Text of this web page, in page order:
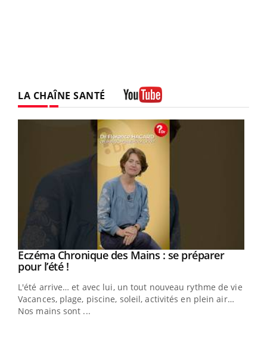
LA CHAÎNE SANTÉ
Youtube
Eczéma Chronique des Mains : se préparer
pour l’été !Youtube
L'été arrive… et avec lui, un tout nouveau rythme de vie !
Vacances, plage, piscine, soleil, activités en plein air…
Nos mains sont ...